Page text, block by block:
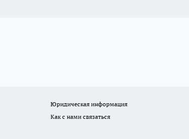
Юридическая информация
Как с нами связаться